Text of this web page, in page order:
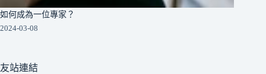
如何成為一位專家？
2024-03-08
友站連結